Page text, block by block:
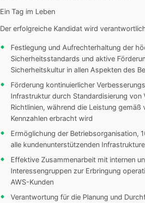
Ein Tag im Leben
Der erfolgreiche Kandidat wird
Festlegung und Aufrechterhaltung der
Sicherheitsstandards und aktive
Sicherheitskultur in allen Aspekten des
Förderung kontinuierlicher
Infrastruktur durch Standardisierung von
Richtlinien, während die Leistung gemäß
Kennzahlen erbracht wird
Ermöglichung der Betriebsorganisation,
alle kundenunterstützenden
Effektive Zusammenarbeit mit internen
Interessengruppen zur Erbringung
AWS-Kunden
Verantwortung für die Planung und